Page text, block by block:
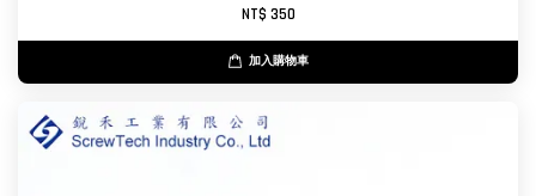
NT$ 350
加入購物車